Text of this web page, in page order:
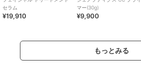
セラム
¥19,910
マー(30g)
¥9,900
もっとみる